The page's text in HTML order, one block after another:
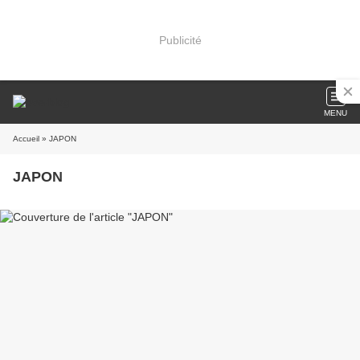
Publicité
MENU
Accueil » JAPON
JAPON